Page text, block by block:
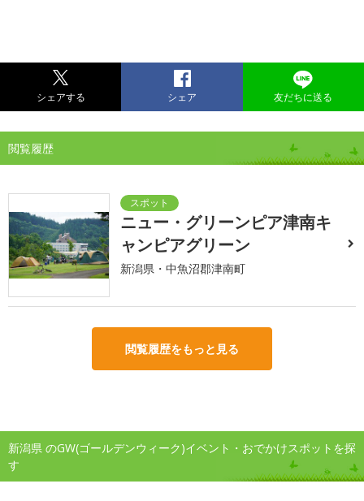
シェアする シェア 友だちに送る
閲覧履歴
ニュー・グリーンピア津南キ
ャンピアグリーン
新潟県・中魚沼郡津南町
閲覧履歴をもっと見る
新潟県 のGW(ゴールデンウィーク)イベント・おでかけスポットを探
す